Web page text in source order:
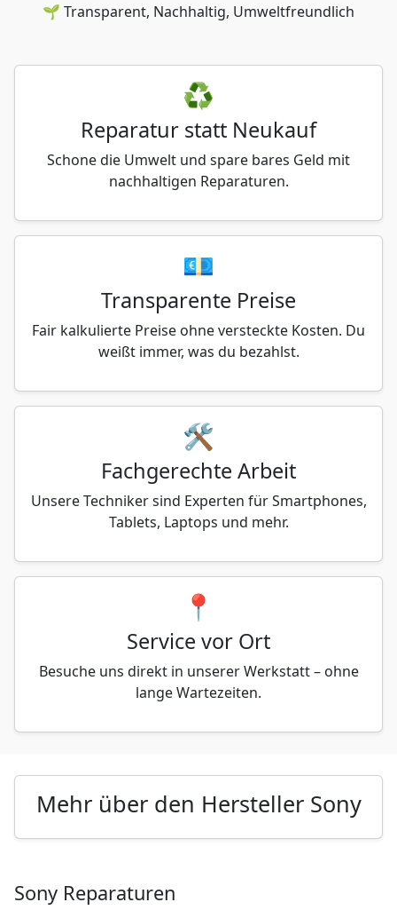
🌱 Transparent, Nachhaltig, Umweltfreundlich
♻️
Reparatur statt Neukauf
Schone die Umwelt und spare bares Geld mit
nachhaltigen Reparaturen.
💶
Transparente Preise
Fair kalkulierte Preise ohne versteckte Kosten. Du
weißt immer, was du bezahlst.
🛠️
Fachgerechte Arbeit
Unsere Techniker sind Experten für Smartphones,
Tablets, Laptops und mehr.
📍
Service vor Ort
Besuche uns direkt in unserer Werkstatt – ohne
lange Wartezeiten.
Mehr über den Hersteller Sony
Sony Reparaturen